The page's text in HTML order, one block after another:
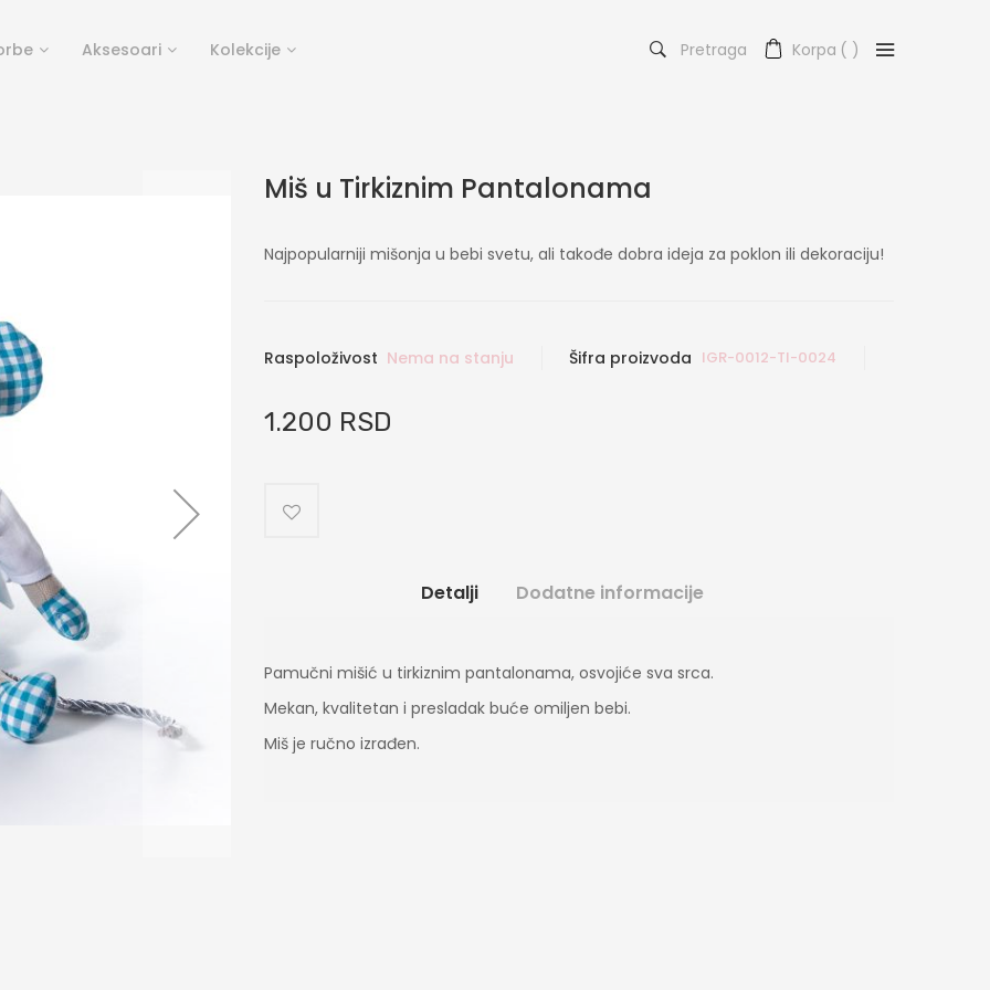
Aksesoari Kolekcije Korpa ( )
Pretraga
Miš u Tirkiznim Pantalonama
Najpopularniji mišonja u bebi svetu, ali takođe dobra ideja za poklon ili dekoraciju!
Raspoloživost Nema na stanju Šifra proizvoda IGR-0012-TI-0024
1.200 RSD
Detalji
Pamučni mišić u tirkiznim pantalonama, osvojiće sva srca.
Mekan, kvalitetan i presladak buće omiljen bebi.
Miš je ručno izrađen.
Dodatne informacije